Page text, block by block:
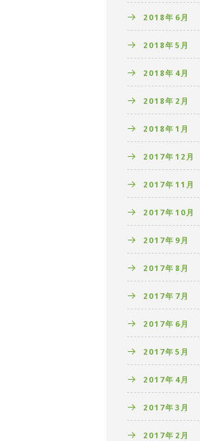
2018年6月
2018年5月
2018年4月
2018年2月
2018年1月
2017年12月
2017年11月
2017年10月
2017年9月
2017年8月
2017年7月
2017年6月
2017年5月
2017年4月
2017年3月
2017年2月